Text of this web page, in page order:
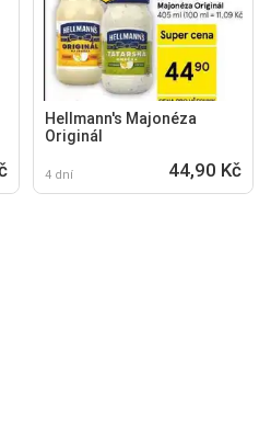
Hellmann's Majonéza
Originál
4 dní 44,90 Kč